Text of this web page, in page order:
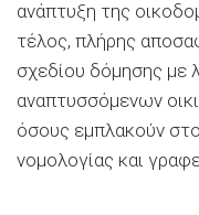
ανάπτυξη της
τέλος, πλήρης
σχεδίου δόμησης με
αναπτυσσόμενων
όσους εμπλακούν
νομολογίας και